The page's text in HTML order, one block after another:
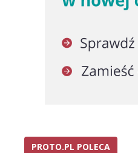
PROTO.PL POLECA